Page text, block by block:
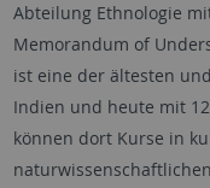
Abteilung Ethnologie
Memorandum of
ist eine der ältesten
Indien und heute mit
können dort Kurse in